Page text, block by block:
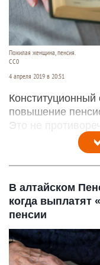
Пожилая женщина, пенсия.
СС0
4 апреля 2019 в 20:51
повышение
Это не
В алтайском
когда выплатят
пенсии